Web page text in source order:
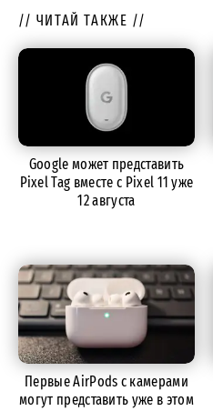
// ЧИТАЙ ТАКЖЕ //
Google может представить
Pixel Tag вместе с Pixel 11 уже
12 августа
Первые AirPods с камерами
могут представить уже в этом